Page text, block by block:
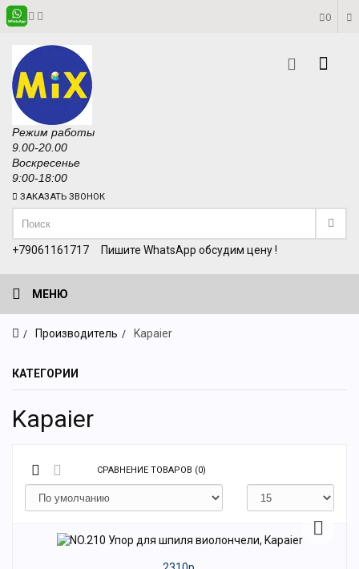
0
Режим работы
9.00-20.00
Воскресенье
9:00-18:00
ЗАКАЗАТЬ ЗВОНОК
+79061161717 Пишите WhatsApp обсудим цену !
МЕНЮ
Производитель Kapaier
КАТЕГОРИИ
Kapaier
СРАВНЕНИЕ ТОВАРОВ (0)